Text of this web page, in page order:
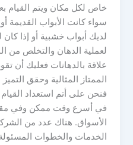
خاص لكل مكان ويتم القيام
سواء كانت الأبواب القديمة
لديك أبواب خشبية أو إذا
لعملية الدهان والتخلص من
علاقة بالدهانات فعليك أن
الممتاز المثالية وحقق
فنحن على أتم استعداد
في أسرع وقت ممكن وفي
الأسواق. هناك عدد من
الخدمات والخطوات